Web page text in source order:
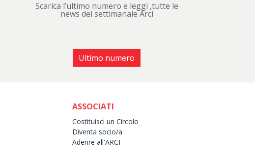
Scarica l’ultimo numero e leggi ,tutte le
news del settimanale Arci
Ultimo numero
ASSOCIATI
Costituisci un Circolo
Diventa socio/a
Aderire all'ARCI